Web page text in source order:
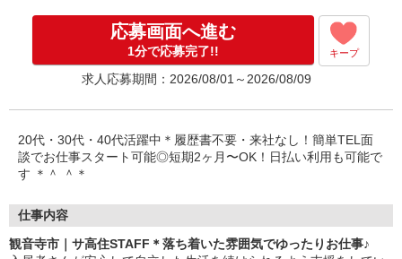
応募画面へ進む
1分で応募完了!! キープ
求人応募期間：2026/08/01～2026/08/09
20代・30代・40代活躍中＊履歴書不要・来社なし！簡単TEL面
談でお仕事スタート可能◎短期2ヶ月〜OK！日払い利用も可能で
す ＊＾ ＾＊
仕事内容
観音寺市｜サ高住STAFF＊落ち着いた雰囲気でゆったりお仕事♪